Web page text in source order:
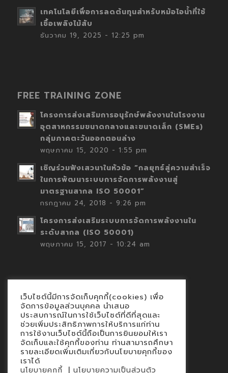
เทคโนโลยีเพื่อการลดต้นทุนสำหรับหม้อไอน้ำที่ใช้
เชื้อเพลิงไม้สับ
ธันวาคม 19, 2025 - 12:25 pm
FREE TRAINING ZONE
โครงการส่งเสริมการอนุรักษ์พลังงานในโรงงาน
อุตสาหกรรมขนาดกลางและขนาดเล็ก (SMEs)
กลุ่มภาคตะวันออกตอนล่าง
พฤษภาคม 15, 2020 - 1:55 pm
เชิญร่วมฟังเสวนาในหัวข้อ “กลยุทธ์สู่ความสำเร็จ
ในการพัฒนาระบบการจัดการพลังงานสู่
มาตรฐานสากล ISO 50001”
กรกฎาคม 24, 2018 - 9:26 pm
โครงการส่งเสริมระบบการจัดการพลังงานใน
ระดับสากล (ISO 50001)
พฤษภาคม 15, 2017 - 10:24 am
Contact
นโยบายคุกกี้
นโยบายข้อมูลส่วนบุคคล
เว็บไซต์นี้มีการจัดเก็บคุกกี้(cookies) เพื่อ
จัดการข้อมูลส่วนบุคคล นำเสนอ
ประสบการณ์ในการใช้เว็บไซต์ที่ดีที่สุดและ
ช่วยเพิ่มประสิทธิภาพการให้บริการแก่ท่าน
การใช้งานเว็บไซต์นี้ถือเป็นการยินยอมให้เรา
จัดเก็บและใช้คุกกี้ของท่าน ท่านสามารถศึกษา
รายละเอียดเพิ่มเติมเกี่ยวกับนโยบายคุกกี้ของ
เราได้
นโยบายคุกกี้ | นโยบายความเป็นส่วนตัว